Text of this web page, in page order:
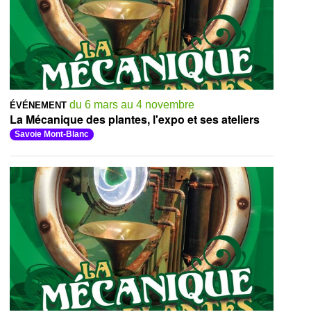
ÉVÉNEMENT du 6 mars au 4 novembre
La Mécanique des plantes, l'expo et ses ateliers
Savoie Mont-Blanc